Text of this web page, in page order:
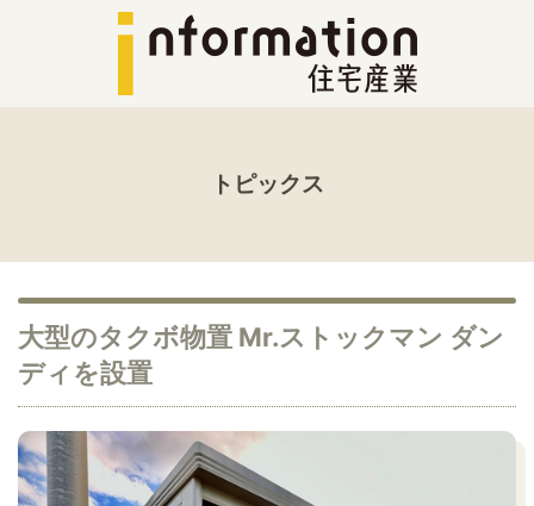
トピックス
大型のタクボ物置 Mr.ストックマン ダン
ディを設置